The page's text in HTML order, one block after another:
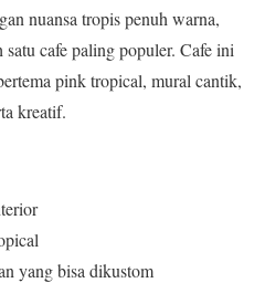
nuansa tropis penuh warna,
satu cafe paling populer. Cafe ini
pink tropical, mural cantik,
kreatif.
yang bisa dikustom